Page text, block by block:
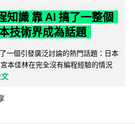
知識 靠 AI 搞了一整個
技術界成為話題
一個引發廣泛討論的熱門話題：日本
本佳林在完全沒有編程經驗的情況